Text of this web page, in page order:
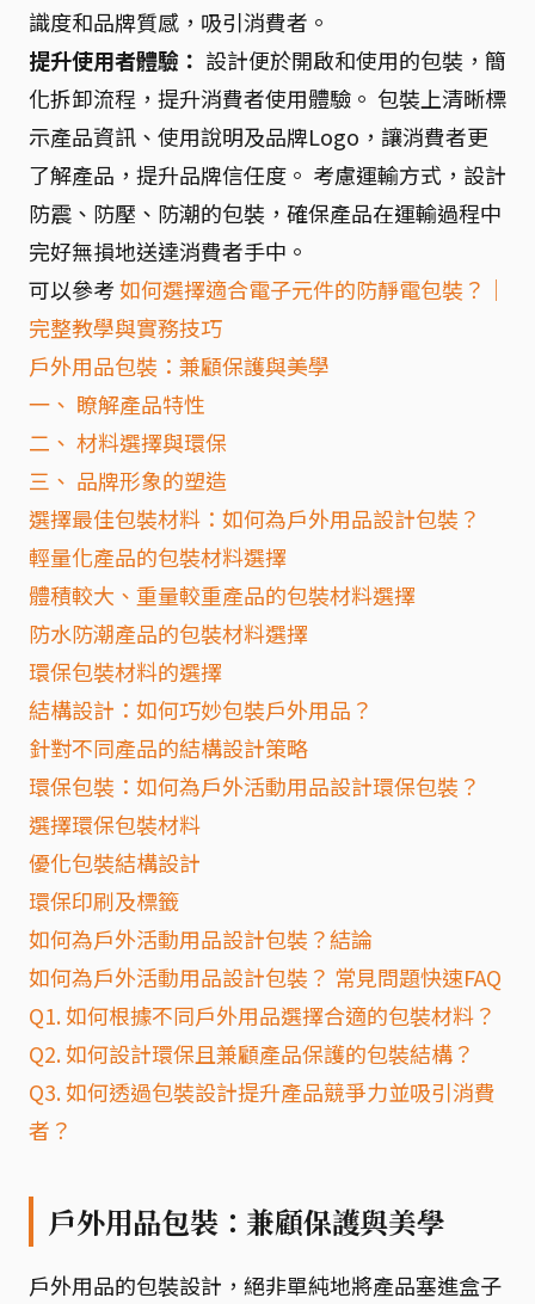
識度和品牌質感，吸引消費者。
提升使用者體驗： 設計便於開啟和使用的包裝，簡
化拆卸流程，提升消費者使用體驗。 包裝上清晰標
示產品資訊、使用說明及品牌Logo，讓消費者更
了解產品，提升品牌信任度。 考慮運輸方式，設計
防震、防壓、防潮的包裝，確保產品在運輸過程中
完好無損地送達消費者手中。
可以參考如何選擇適合電子元件的防靜電包裝？｜
完整教學與實務技巧
戶外用品包裝：兼顧保護與美學
一、 瞭解產品特性
二、 材料選擇與環保
三、 品牌形象的塑造
選擇最佳包裝材料：如何為戶外用品設計包裝？
輕量化產品的包裝材料選擇
體積較大、重量較重產品的包裝材料選擇
防水防潮產品的包裝材料選擇
環保包裝材料的選擇
結構設計：如何巧妙包裝戶外用品？
針對不同產品的結構設計策略
環保包裝：如何為戶外活動用品設計環保包裝？
選擇環保包裝材料
優化包裝結構設計
環保印刷及標籤
如何為戶外活動用品設計包裝？結論
如何為戶外活動用品設計包裝？ 常見問題快速FAQ
Q1. 如何根據不同戶外用品選擇合適的包裝材料？
Q2. 如何設計環保且兼顧產品保護的包裝結構？
Q3. 如何透過包裝設計提升產品競爭力並吸引消費
者？
戶外用品包裝：兼顧保護與美學
戶外用品的包裝設計，絕非單純地將產品塞進盒子